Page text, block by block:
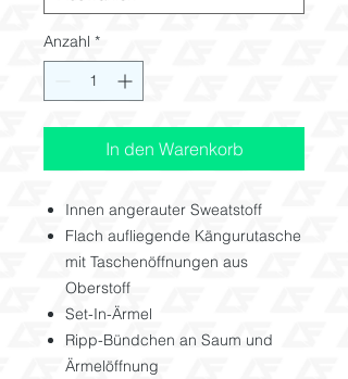
Anzahl *
In den Warenkorb
Innen angerauter Sweatstoff
Flach aufliegende Kängurutasche
mit Taschenöffnungen aus
Oberstoff
Set-In-Ärmel
Ripp-Bündchen an Saum und
Ärmelöffnung